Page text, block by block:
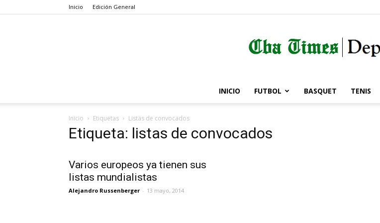
Inicio Edición General
Córdoba
INICIO FUTBOL BASQUET TENIS
Inicio Etiquetas Listas de convocados
Etiqueta: listas de convocados
Varios europeos ya tienen sus
listas mundialistas
Alejandro Russenberger - 13 mayo, 2014